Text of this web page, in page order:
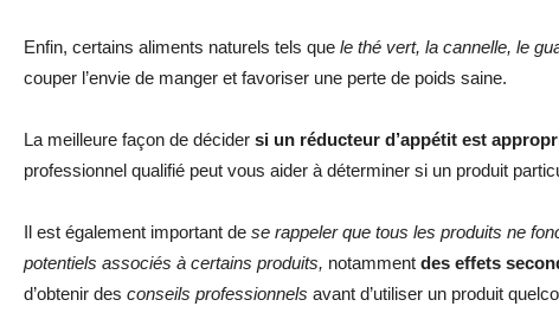
Enfin, certains aliments naturels tels que le thé vert, la cannelle, le
couper l’envie de manger et favoriser une perte de poids saine.
La meilleure façon de décider si un réducteur d’appétit est
professionnel qualifié peut vous aider à déterminer si un produit
Il est également important de se rappeler que tous les produits ne
potentiels associés à certains produits, notamment des effets
d’obtenir des conseils professionnels avant d’utiliser un produit